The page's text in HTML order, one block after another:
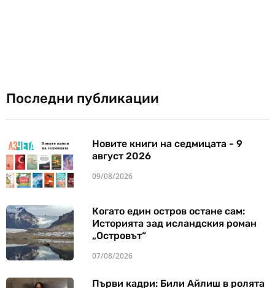
Последни публикации
Новите книги на седмицата - 9
август 2026
09/08/2026
Когато един остров остане сам:
Историята зад исландския роман
„Островът“
07/08/2026
Първи кадри: Били Айлиш в ролята